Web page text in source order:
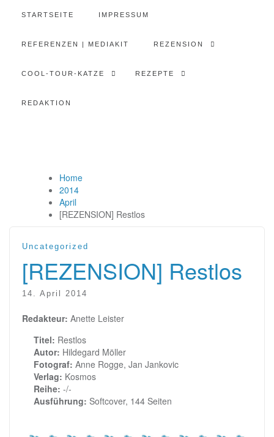
STARTSEITE IMPRESSUM
REFERENZEN | MEDIAKIT REZENSION
COOL-TOUR-KATZE REZEPTE
REDAKTION
Home
2014
April
[REZENSION] Restlos
Uncategorized
[REZENSION] Restlos
14. April 2014
Redakteur: Anette Leister
Titel: Restlos
Autor: Hildegard Möller
Fotograf: Anne Rogge, Jan Jankovic
Verlag: Kosmos
Reihe: -/-
Ausführung: Softcover, 144 Seiten